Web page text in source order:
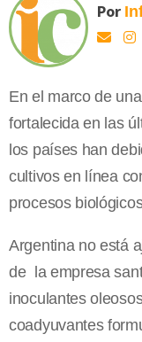
Por
En el marco de
fortalecida en las
los países han
cultivos en línea
procesos
Argentina no está
de la empresa
inoculantes
coadyuvantes